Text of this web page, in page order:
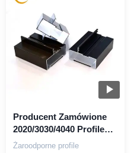
Producent Zamówione
2020/3030/4040 Profile
stopu aluminium 6063
Żaroodporne profile